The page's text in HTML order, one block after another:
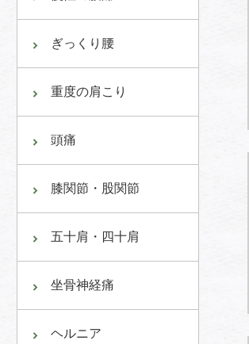
ぎっくり腰
重度の肩こり
頭痛
膝関節・股関節
五十肩・四十肩
坐骨神経痛
ヘルニア